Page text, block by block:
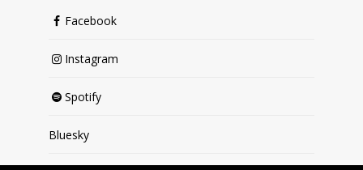
Facebook
Instagram
Spotify
Bluesky